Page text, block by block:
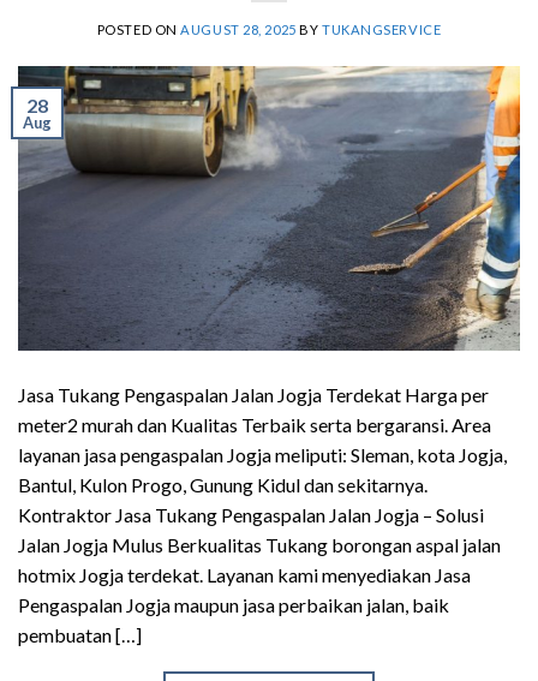
POSTED ONAUGUST 28, 2025 BY TUKANGSERVICE
28
Aug
Jasa Tukang Pengaspalan Jalan Jogja Terdekat Harga per
meter2 murah dan Kualitas Terbaik serta bergaransi. Area
layanan jasa pengaspalan Jogja meliputi: Sleman, kota Jogja,
Bantul, Kulon Progo, Gunung Kidul dan sekitarnya.
Kontraktor Jasa Tukang Pengaspalan Jalan Jogja – Solusi
Jalan Jogja Mulus Berkualitas Tukang borongan aspal jalan
hotmix Jogja terdekat. Layanan kami menyediakan Jasa
Pengaspalan Jogja maupun jasa perbaikan jalan, baik
pembuatan […]